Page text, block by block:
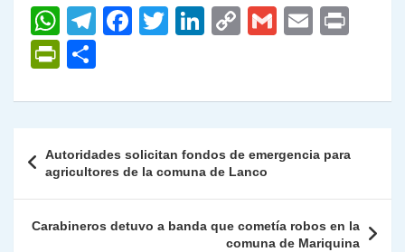
W
h
at
s
p
p
T
gr
m
F
e
o
o
k
T
er
Li
e
n
C
y
n
k
G
l
E
l
P
nt
Fr
ie
n
dl
m
p
ar
tir
de
entradas
Autoridades solicitan fondos de emergencia para
agricultores de la comuna de Lanco
Carabineros detuvo a banda que cometía robos en la
comuna de Mariquina